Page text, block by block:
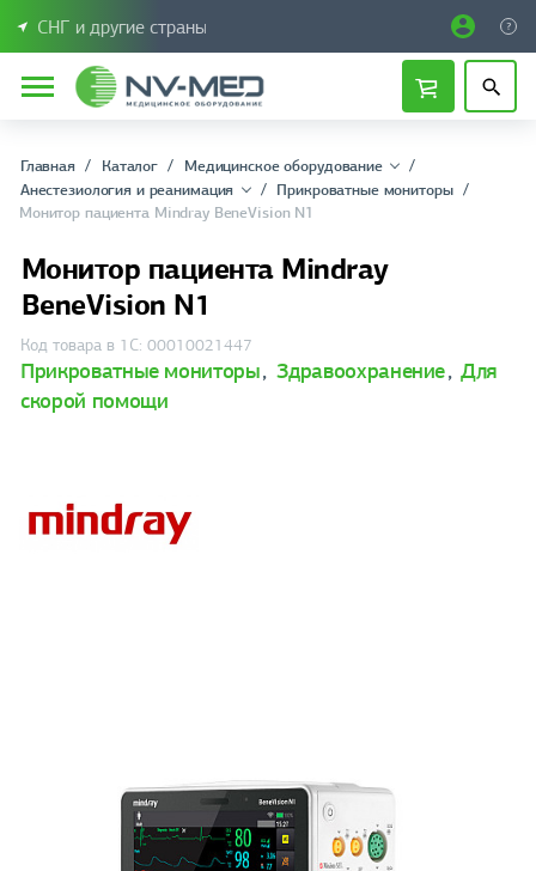
СНГ и другие страны
Главная Каталог
Медицинское оборудование
Анестезиология и реанимация
Прикроватные мониторы
Монитор пациента Mindray BeneVision N1
Монитор пациента Mindray
BeneVision N1
Код товара в 1С: 00010021447
Прикроватные мониторы, Здравоохранение, Для
скорой помощи